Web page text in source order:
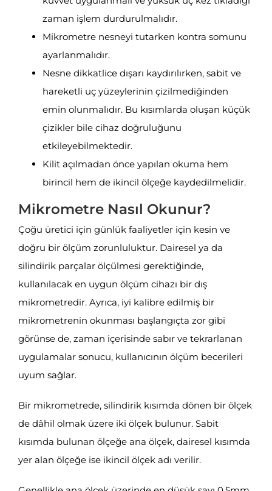
zaman işlem durdurulmalıdır.
Mikrometre nesneyi tutarken kontra somunu
ayarlanmalıdır.
Nesne dikkatlice dışarı kaydırılırken, sabit ve
hareketli uç yüzeylerinin çizilmediğinden
emin olunmalıdır. Bu kısımlarda oluşan küçük
çizikler bile cihaz doğruluğunu
etkileyebilmektedir.
Kilit açılmadan önce yapılan okuma hem
birincil hem de ikincil ölçeğe kaydedilmelidir.
Mikrometre Nasıl Okunur?
Çoğu üretici için günlük faaliyetler için kesin ve
doğru bir ölçüm zorunluluktur. Dairesel ya da
silindirik parçalar ölçülmesi gerektiğinde,
kullanılacak en uygun ölçüm cihazı bir dış
mikrometredir. Ayrıca, iyi kalibre edilmiş bir
mikrometrenin okunması başlangıçta zor gibi
görünse de, zaman içerisinde sabır ve tekrarlanan
uygulamalar sonucu, kullanıcının ölçüm becerileri
uyum sağlar.
Bir mikrometrede, silindirik kısımda dönen bir ölçek
de dâhil olmak üzere iki ölçek bulunur. Sabit
kısımda bulunan ölçeğe ana ölçek, dairesel kısımda
yer alan ölçeğe ise ikincil ölçek adı verilir.